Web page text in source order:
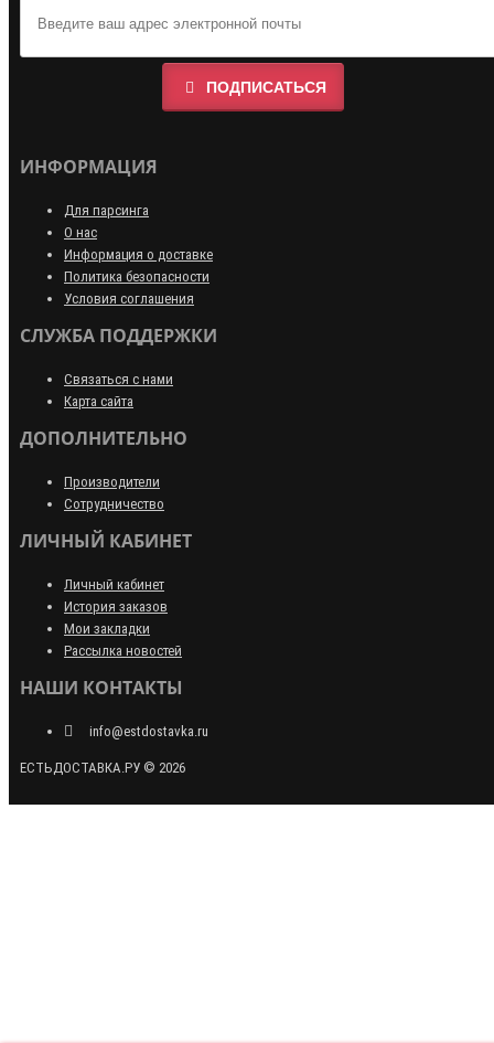
ПОДПИСАТЬСЯ
ИНФОРМАЦИЯ
Для парсинга
О нас
Информация о доставке
Политика безопасности
Условия соглашения
СЛУЖБА ПОДДЕРЖКИ
Связаться с нами
Карта сайта
ДОПОЛНИТЕЛЬНО
Производители
Сотрудничество
ЛИЧНЫЙ КАБИНЕТ
Личный кабинет
История заказов
Мои закладки
Рассылка новостей
НАШИ КОНТАКТЫ
info@estdostavka.ru
ЕСТЬДОСТАВКА.РУ © 2026